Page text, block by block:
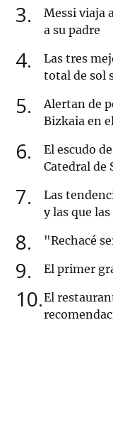
3
Messi viaja
a su padre
4
Las tres
total de sol
5
Alertan de
Bizkaia en
6
El escudo
Catedral de
7
Las
y las que
8 "Rechacé
9 El primer
10 El